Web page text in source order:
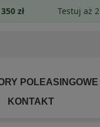
POLEASINGOWE
KONTAKT
zł Testuj aż